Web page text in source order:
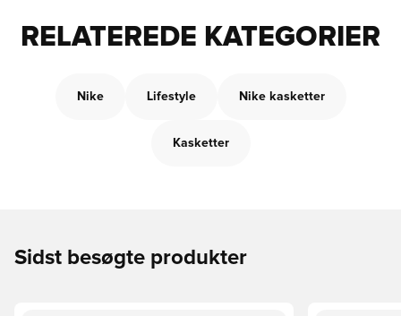
RELATEREDE KATEGORIER
Nike Lifestyle Nike kasketter
Kasketter
Sidst besøgte produkter